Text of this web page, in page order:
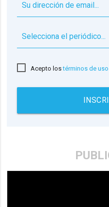
Acepto lostérminos de uso